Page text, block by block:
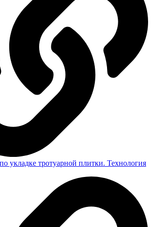
укладке тротуарной плитки. Технология